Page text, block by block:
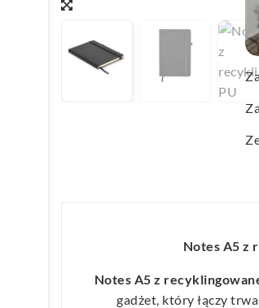
Notes A5 z
Notes A5 z
gadżet, który łączy